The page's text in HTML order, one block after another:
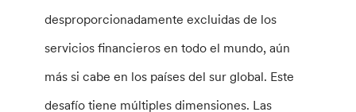
desproporcionadamente excluidas de los
servicios financieros en todo el mundo, aún
más si cabe en los países del sur global. Este
desafío tiene múltiples dimensiones. Las